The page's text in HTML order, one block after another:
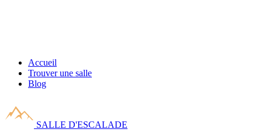
Accueil
Trouver une salle
Blog
SALLE D'ESCALADE